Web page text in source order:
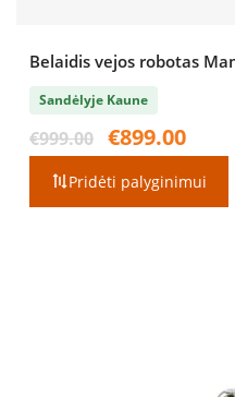
Belaidis vejos robotas
Sandėlyje Kaune
€999.00
Original
price
was:
€999.00.
€899.00
€899.00.
Pridėti palyginimui